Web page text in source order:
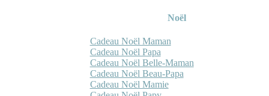
Noël
Cadeau Noël Maman
Cadeau Noël Papa
Cadeau Noël Belle-Maman
Cadeau Noël Beau-Papa
Cadeau Noël Mamie